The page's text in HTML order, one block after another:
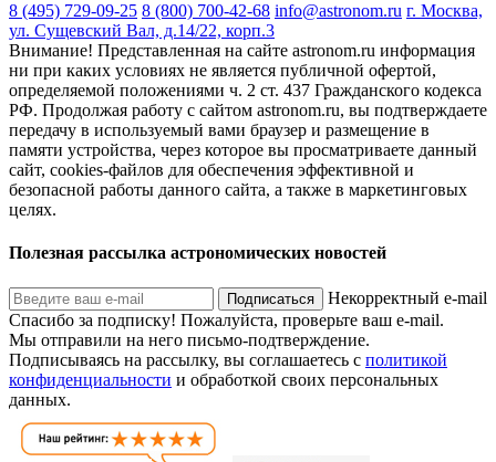
8 (495) 729-09-25 8 (800) 700-42-68 info@astronom.ru г. Москва,
ул. Сущевский Вал, д.14/22, корп.3
Внимание! Представленная на сайте astronom.ru информация
ни при каких условиях не является публичной офертой,
определяемой положениями ч. 2 ст. 437 Гражданского кодекса
РФ. Продолжая работу с сайтом astronom.ru, вы подтверждаете
передачу в используемый вами браузер и размещение в
памяти устройства, через которое вы просматриваете данный
сайт, cookies-файлов для обеспечения эффективной и
безопасной работы данного сайта, а также в маркетинговых
целях.
Полезная рассылка астрономических новостей
Подписаться
Некорректный e-mail
Спасибо за подписку! Пожалуйста, проверьте ваш e-mail.
Мы отправили на него письмо-подтверждение.
Подписываясь на рассылку, вы соглашаетесь с политикой
конфиденциальности и обработкой своих персональных
данных.